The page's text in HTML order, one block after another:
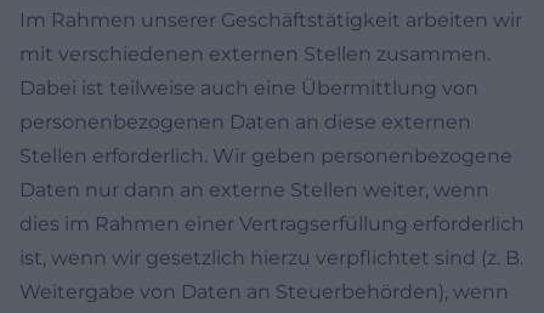
Im Rahmen unserer Geschäftstätigkeit arbeiten wir
mit verschiedenen externen Stellen zusammen.
Dabei ist teilweise auch eine Übermittlung von
personenbezogenen Daten an diese externen
Stellen erforderlich. Wir geben personenbezogene
Daten nur dann an externe Stellen weiter, wenn
dies im Rahmen einer Vertragserfüllung erforderlich
ist, wenn wir gesetzlich hierzu verpflichtet sind (z. B.
Weitergabe von Daten an Steuerbehörden), wenn